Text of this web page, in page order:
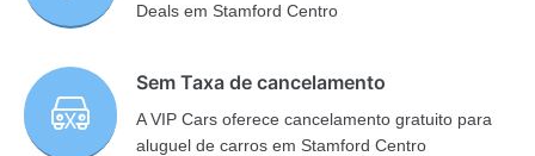
Deals em Stamford Centro
Sem Taxa de cancelamento
A VIP Cars oferece cancelamento gratuito para
aluguel de carros em Stamford Centro